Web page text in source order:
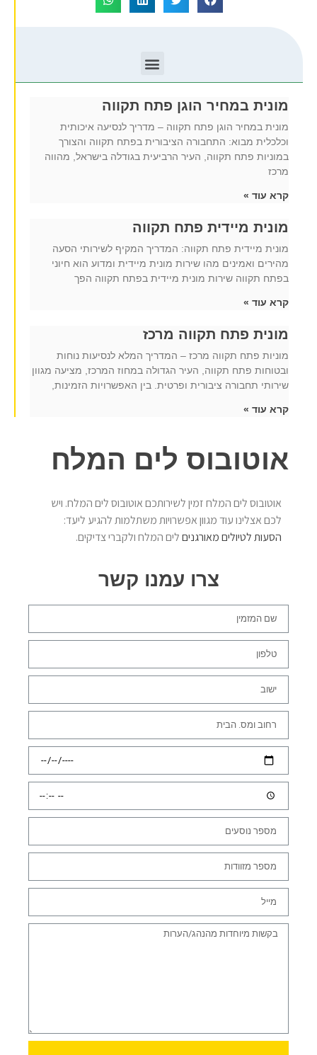
מונית במחיר הוגן פתח תקווה
מונית במחיר הוגן פתח תקווה – מדריך לנסיעה איכותית
וכלכלית מבוא: התחבורה הציבורית בפתח תקווה והצורך
במוניות פתח תקווה, העיר הרביעית בגודלה בישראל, מהווה
מרכז
קרא עוד »
מונית מיידית פתח תקווה
מונית מיידית פתח תקווה: המדריך המקיף לשירותי הסעה
מהירים ואמינים מהו שירות מונית מיידית ומדוע הוא חיוני
בפתח תקווה שירות מונית מיידית בפתח תקווה הפך
קרא עוד »
מונית פתח תקווה מרכז
מוניות פתח תקווה מרכז – המדריך המלא לנסיעות נוחות
ובטוחות פתח תקווה, העיר הגדולה במחוז המרכז, מציעה מגוון
שירותי תחבורה ציבורית ופרטית. בין האפשרויות הזמינות,
קרא עוד »
אוטובוס לים המלח
אוטובוס לים המלח זמין לשירותכם אוטובוס לים המלח. ויש
לכם אצלינו עוד מגוון אפשרויות משתלמות להגיע ליעד:
הסעות לטיולים מאורגניםלים המלח ולקברי צדיקים.
צרו עמנו קשר